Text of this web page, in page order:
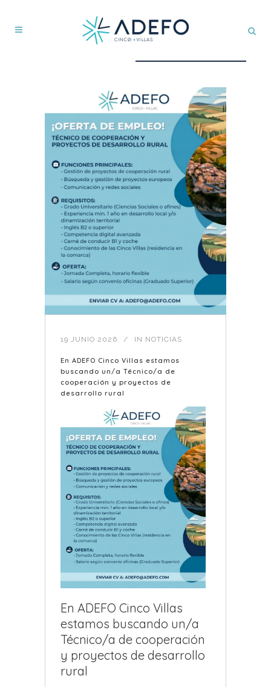
19 JUNIO 2026 IN NOTICIAS
En ADEFO Cinco Villas estamos
buscando un/a Técnico/a de
cooperación y proyectos de
desarrollo rural
En ADEFO Cinco Villas
estamos buscando un/a
Técnico/a de cooperación
y proyectos de desarrollo
rural